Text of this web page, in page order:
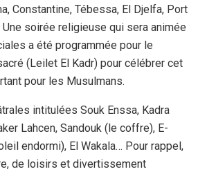
Constantine, Tébessa, El Djelfa, Port
soirée religieuse qui sera animée
a été programmée pour le
(Leilet El Kadr) pour célébrer cet
pour les Musulmans.
intitulées Souk Enssa, Kadra
Lahcen, Sandouk (le coffre), E-
endormi), El Wakala… Pour rappel,
de loisirs et divertissement